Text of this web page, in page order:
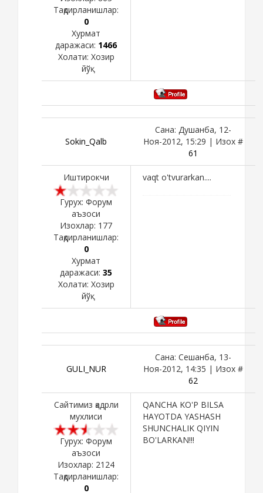
Тақдирланишлар:
0
Хурмат
даражаси: 1466
Холати: Хозир
йўқ
Sokin_Qalb
Сана: Душанба, 12-
Ноя-2012, 15:29 | Изох #
61
Иштирокчи
Гурух: Форум
аъзоси
Изохлар: 177
Тақдирланишлар:
0
Хурмат
даражаси: 35
Холати: Хозир
йўқ
vaqt o'tvurarkan....
GULI_NUR
Сана: Сешанба, 13-
Ноя-2012, 14:35 | Изох #
62
Сайтимиз қадрли
мухлиси
Гурух: Форум
аъзоси
Изохлар: 2124
Тақдирланишлар:
0
QANCHA KO'P BILSA
HAYOTDA YASHASH
SHUNCHALIK QIYIN
BO'LARKAN!!!